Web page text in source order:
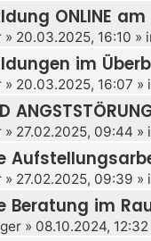
ONLINE am
» 20.03.2025, 16:10 »
im
» 20.03.2025, 16:07 »
» 27.02.2025, 09:44 »
» 27.02.2025, 09:39 »
im
» 08.10.2024, 12:32